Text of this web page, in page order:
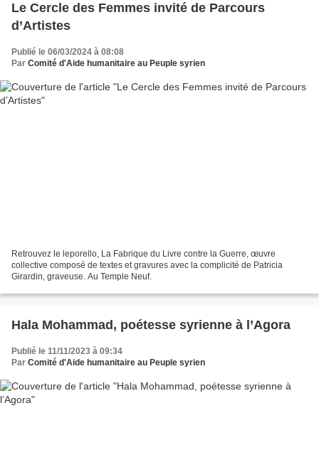
Le Cercle des Femmes invité de Parcours
d’Artistes
Publié le 06/03/2024 à 08:08
Par Comité d'Aide humanitaire au Peuple syrien
Retrouvez le leporello, La Fabrique du Livre contre la Guerre, œuvre
collective composé de textes et gravures avec la complicité de Patricia
Girardin, graveuse. Au Temple Neuf.
Hala Mohammad, poétesse syrienne à l’Agora
Publié le 11/11/2023 à 09:34
Par Comité d'Aide humanitaire au Peuple syrien